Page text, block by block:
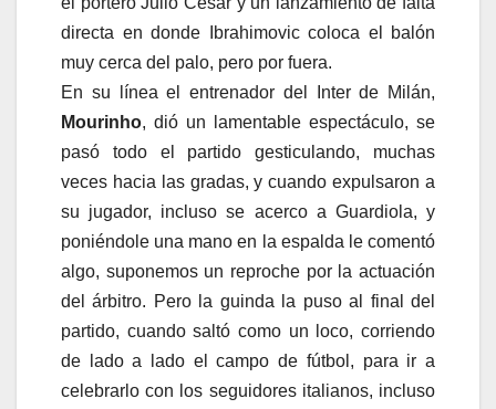
directa en donde Ibrahimovic coloca el balón
muy cerca del palo, pero por fuera.
En su línea el entrenador del Inter de Milán,
Mourinho, dió un lamentable espectáculo, se
pasó todo el partido gesticulando, muchas
veces hacia las gradas, y cuando expulsaron a
su jugador, incluso se acerco a Guardiola, y
poniéndole una mano en la espalda le comentó
algo, suponemos un reproche por la actuación
del árbitro. Pero la guinda la puso al final del
partido, cuando saltó como un loco, corriendo
de lado a lado el campo de fútbol, para ir a
celebrarlo con los seguidores italianos, incluso